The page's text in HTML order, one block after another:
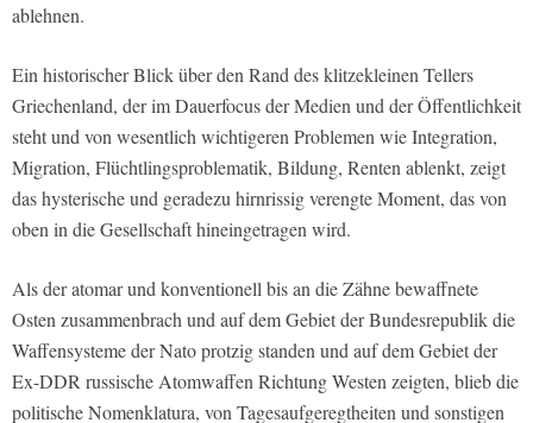
ablehnen.
Ein historischer Blick über den Rand des klitzekleinen Tellers
Griechenland, der im Dauerfocus der Medien und der Öffentlichkeit
steht und von wesentlich wichtigeren Problemen wie Integration,
Migration, Flüchtlingsproblematik, Bildung, Renten ablenkt, zeigt
das hysterische und geradezu hirnrissig verengte Moment, das von
oben in die Gesellschaft hineingetragen wird.
Als der atomar und konventionell bis an die Zähne bewaffnete
Osten zusammenbrach und auf dem Gebiet der Bundesrepublik die
Waffensysteme der Nato protzig standen und auf dem Gebiet der
Ex-DDR russische Atomwaffen Richtung Westen zeigten, blieb die
politische Nomenklatura, von Tagesaufgeregtheiten und sonstigen